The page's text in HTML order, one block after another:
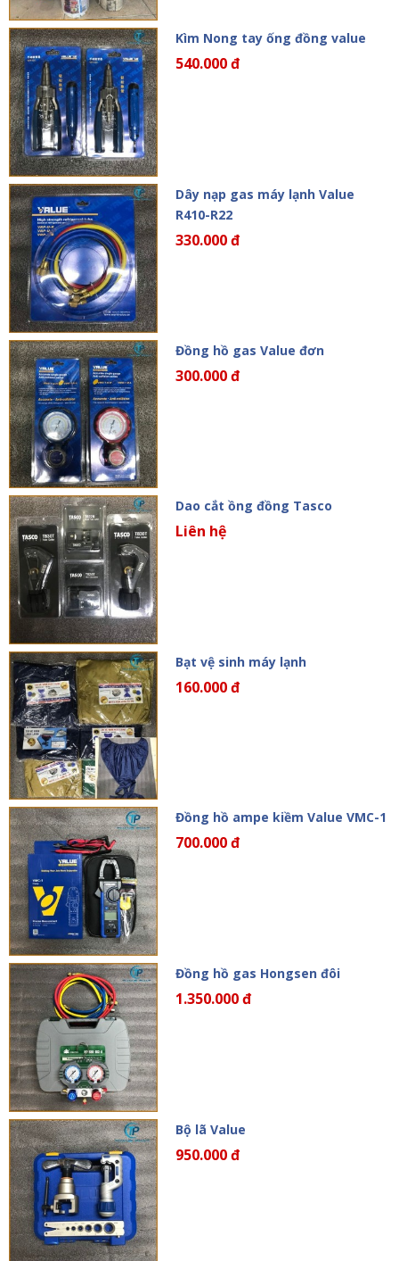
Kìm Nong tay ống đồng value
540.000 đ
Dây nạp gas máy lạnh Value
R410-R22
330.000 đ
Đồng hồ gas Value đơn
300.000 đ
Dao cắt ồng đồng Tasco
Liên hệ
Bạt vệ sinh máy lạnh
160.000 đ
Đồng hồ ampe kiềm Value VMC-1
700.000 đ
Đồng hồ gas Hongsen đôi
1.350.000 đ
Bộ lã Value
950.000 đ